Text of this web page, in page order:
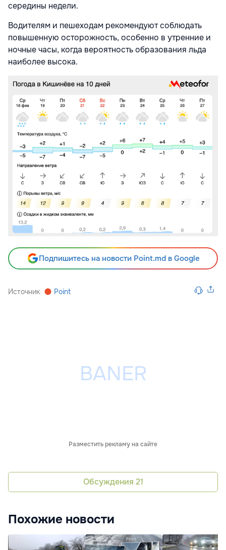
середины недели.
Водителям и пешеходам рекомендуют соблюдать
повышенную осторожность, особенно в утренние и
ночные часы, когда вероятность образования льда
наиболее высока.
Подпишитесь на новости Point.md в Google
Источник Point
Разместить рекламу на сайте
Обсуждения 21
Похожие новости